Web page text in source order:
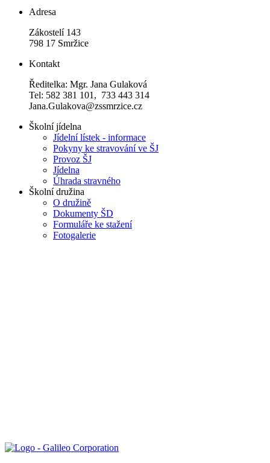
Adresa
Zákostelí 143
798 17 Smržice
Kontakt
Ředitelka: Mgr. Jana Gulaková
Tel: 582 381 101, 733 443 314
Jana.Gulakova@zssmrzice.cz
Školní jídelna
Jídelní lístek - informace
Pokyny ke stravování ve ŠJ
Provoz ŠJ
Jídelna
Úhrada stravného
Školní družina
O družině
Dokumenty ŠD
Formuláře ke stažení
Fotogalerie